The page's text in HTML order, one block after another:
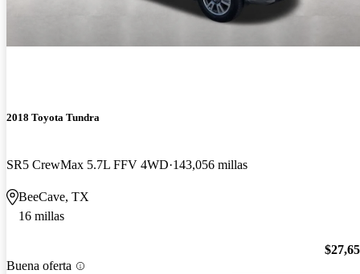
2018 Toyota Tundra
SR5 CrewMax 5.7L FFV 4WD 143,056 millas
BeeCave, TX
16 millas
Buena oferta